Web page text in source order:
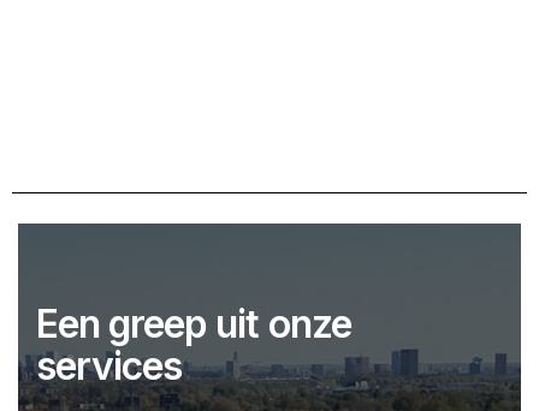
Een greep uit onze
services